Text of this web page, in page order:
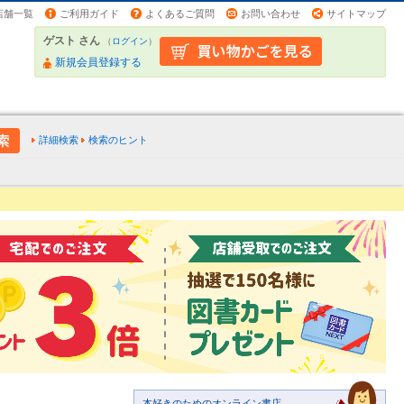
舗一覧 ご利用ガイド よくあるご質問 お問い合わせ サイトマップ
ゲスト さん （ログイン）
新規会員登録する
詳細検索 検索のヒント